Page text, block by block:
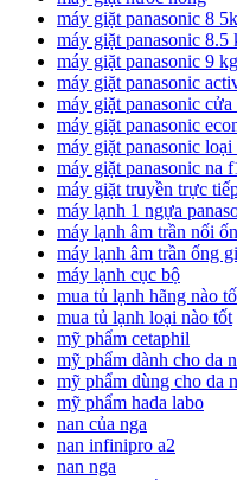
máy giặt panasonic 8
máy giặt panasonic 8.5
máy giặt panasonic 9
máy giặt panasonic
máy giặt panasonic
máy giặt panasonic
máy giặt panasonic loại
máy giặt panasonic na
máy giặt truyền trực
máy lạnh 1 ngựa
máy lạnh âm trần nối
máy lạnh âm trần ống
máy lạnh cục bộ
mua tủ lạnh hãng nào
mua tủ lạnh loại nào tốt
mỹ phẩm cetaphil
mỹ phẩm dành cho da
mỹ phẩm dùng cho da
mỹ phẩm hada labo
nan của nga
nan infinipro a2
nan nga